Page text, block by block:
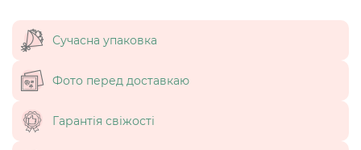
Сучасна упаковка
Фото перед доставкаю
Гарантія свіжості